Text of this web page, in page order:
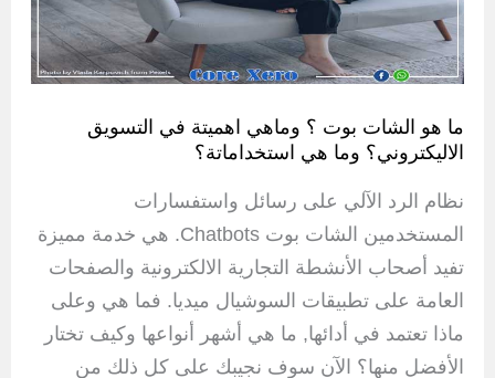
ما هو الشات بوت ؟ وماهي اهميتة في التسويق
الاليكتروني؟ وما هي استخداماتة؟
نظام الرد الآلي على رسائل واستفسارات
المستخدمين الشات بوت Chatbots. هي خدمة مميزة
تفيد أصحاب الأنشطة التجارية الالكترونية والصفحات
العامة على تطبيقات السوشيال ميديا. فما هي وعلى
ماذا تعتمد في أدائها, ما هي أشهر أنواعها وكيف تختار
الأفضل منها؟ الآن سوف نجيبك على كل ذلك من